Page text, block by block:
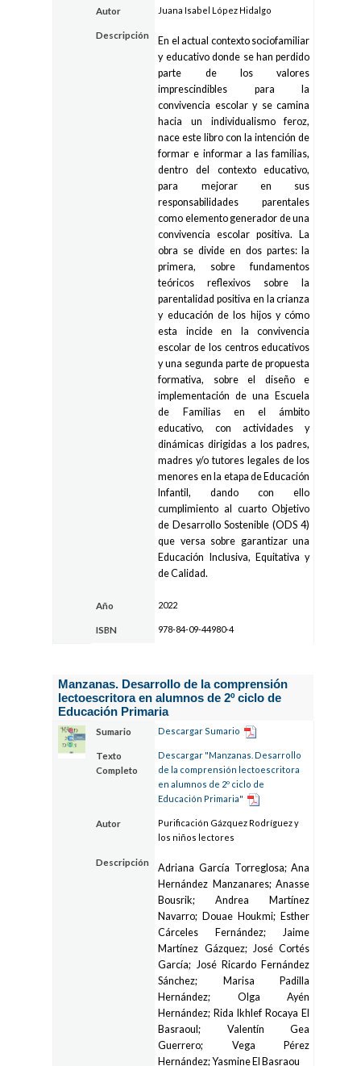
Autor Juana Isabel López Hidalgo
Descripción
En el actual contexto sociofamiliar
y educativo donde se han perdido
parte de los valores
imprescindibles para la
convivencia escolar y se camina
hacia un individualismo feroz,
nace este libro con la intención de
formar e informar a las familias,
dentro del contexto educativo,
para mejorar en sus
responsabilidades parentales
como elemento generador de una
convivencia escolar positiva. La
obra se divide en dos partes: la
primera, sobre fundamentos
teóricos reflexivos sobre la
parentalidad positiva en la crianza
y educación de los hijos y cómo
esta incide en la convivencia
escolar de los centros educativos
y una segunda parte de propuesta
formativa, sobre el diseño e
implementación de una Escuela
de Familias en el ámbito
educativo, con actividades y
dinámicas dirigidas a los padres,
madres y/o tutores legales de los
menores en la etapa de Educación
Infantil, dando con ello
cumplimiento al cuarto Objetivo
de Desarrollo Sostenible (ODS 4)
que versa sobre garantizar una
Educación Inclusiva, Equitativa y
de Calidad.
Año 2022
ISBN 978-84-09-44980-4
Manzanas. Desarrollo de la comprensión
lectoescritora en alumnos de 2º ciclo de
Educación Primaria
Sumario Descargar Sumario
Texto
Completo
Descargar "Manzanas. Desarrollo
de la comprensión lectoescritora
en alumnos de 2º ciclo de
Educación Primaria"
Autor
Purificación Gázquez Rodríguez y
los niños lectores
Descripción
Adriana García Torreglosa; Ana
Hernández Manzanares; Anasse
Bousrik; Andrea Martínez
Navarro; Douae Houkmi; Esther
Cárceles Fernández; Jaime
Martínez Gázquez; José Cortés
García; José Ricardo Fernández
Sánchez; Marisa Padilla
Hernández; Olga Ayén
Hernández; Rida Ikhlef Rocaya El
Basraoul; Valentín Gea
Guerrero; Vega Pérez
Hernández; Yasmine El Basraou